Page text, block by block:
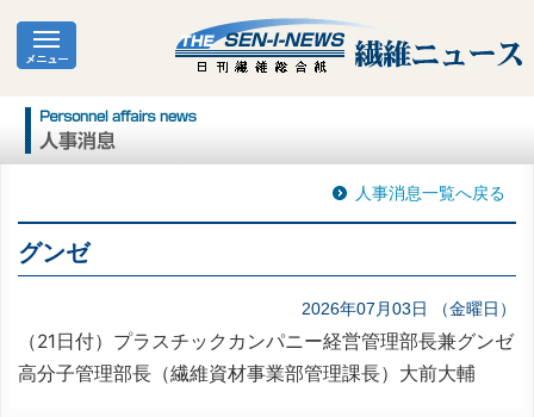
人事消息一覧へ戻る
グンゼ
2026年07月03日 （金曜日）
（21日付）プラスチックカンパニー経営管理部長兼グンゼ
高分子管理部長（繊維資材事業部管理課長）大前大輔